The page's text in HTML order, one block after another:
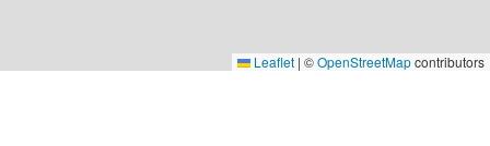
Leaflet | ©OpenStreetMapcontributors